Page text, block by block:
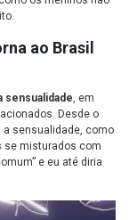
ao Brasil
sensualidade, em
Desde o
a sensualidade, como
se misturados com
e eu até diria